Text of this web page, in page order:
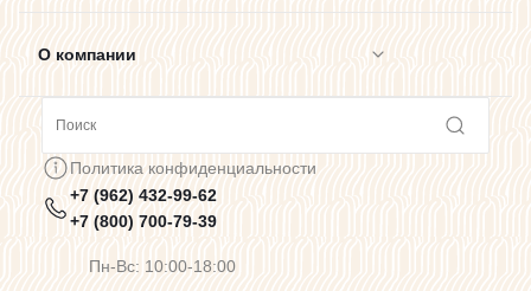
О компании
Предупреждения о цветопередаче
Политика конфиденциальности
+7 (962) 432-99-62
+7 (800) 700-79-39
Пн-Вс: 10:00-18:00